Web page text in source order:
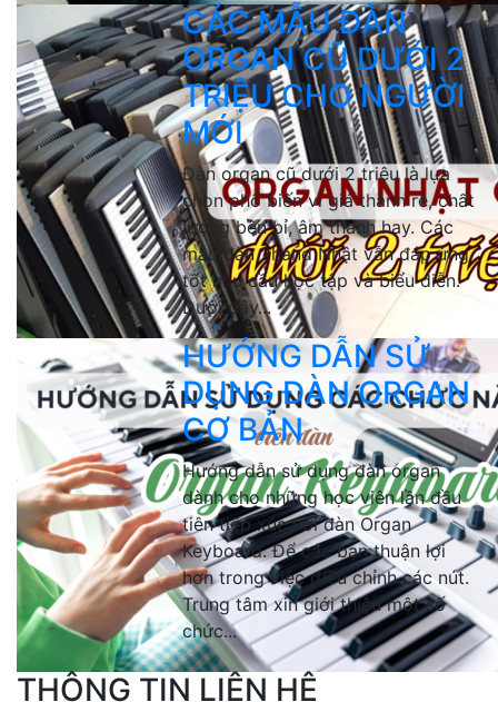
CÁC MẪU ĐÀN
ORGAN CŨ DƯỚI 2
TRIỆU CHO NGƯỜI
MỚI
Đàn organ cũ dưới 2 triệu là lựa
chọn phổ biến vì giá thành rẻ, chất
lượng bền bỉ, âm thanh hay. Các
mẫu đàn 2hand Nhật vẫn đáp ứng
tốt nhu cầu học tập và biểu diễn.
Dưới đây...
HƯỚNG DẪN SỬ
DỤNG ĐÀN ORGAN
CƠ BẢN
Hướng dẫn sử dụng đàn organ
dành cho những học viên lần đầu
tiên tiếp xúc với đàn Organ
Keyboard. Để các bạn thuận lợi
hơn trong việc điều chỉnh các nút.
Trung tâm xin giới thiệu một số
chức...
THÔNG TIN LIÊN HỆ